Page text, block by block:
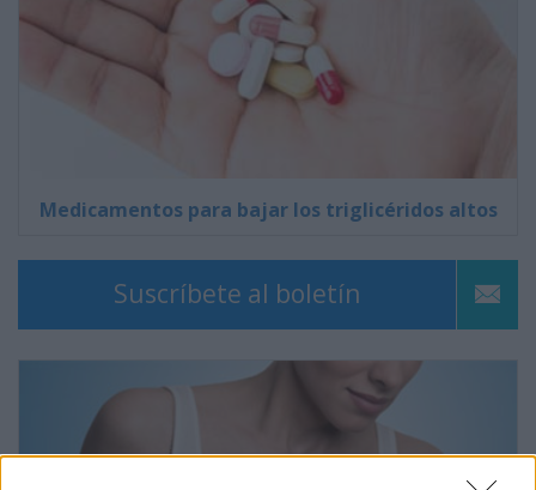
Medicamentos para bajar los triglicéridos altos
Suscríbete al boletín